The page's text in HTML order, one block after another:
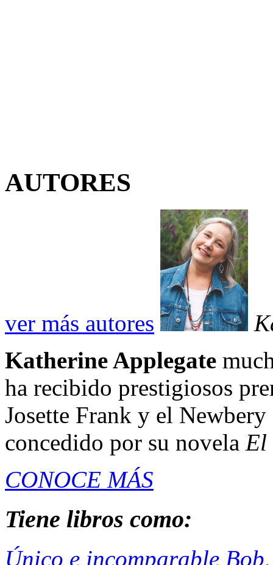
AUTORES
ver más autores
Katherine Applegate
ha recibido prestigiosos
Josette Frank y el
concedido por su novela El
CONOCE MÁS
Tiene libros como:
Único e incomparable